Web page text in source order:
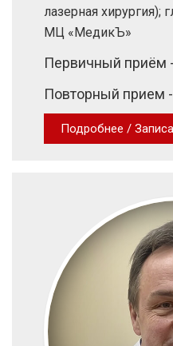
лазерная хирургия);
МЦ «МедикЪ»
Первичный приём -
Повторный прием -
Подробнее /